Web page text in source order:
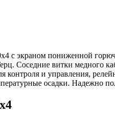
экраном пониженной
Соседние витки медного
контроля и управления,
осадки. Надежно